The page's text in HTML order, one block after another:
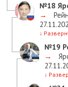
№18
→
↓
№19
→
↓